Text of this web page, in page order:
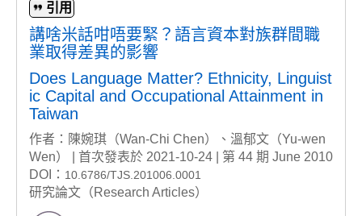
引用
講啥米話咁唔要緊？語言資本對族群間職
業取得差異的影響
Does Language Matter? Ethnicity, Linguist
ic Capital and Occupational Attainment in
Taiwan
作者：陳婉琪（Wan-Chi Chen）、溫郁文（Yu-wen
Wen） | 首次發表於 2021-10-24 | 第 44 期 June 2010
DOI： 10.6786/TJS.201006.0001
研究論文（Research Articles）